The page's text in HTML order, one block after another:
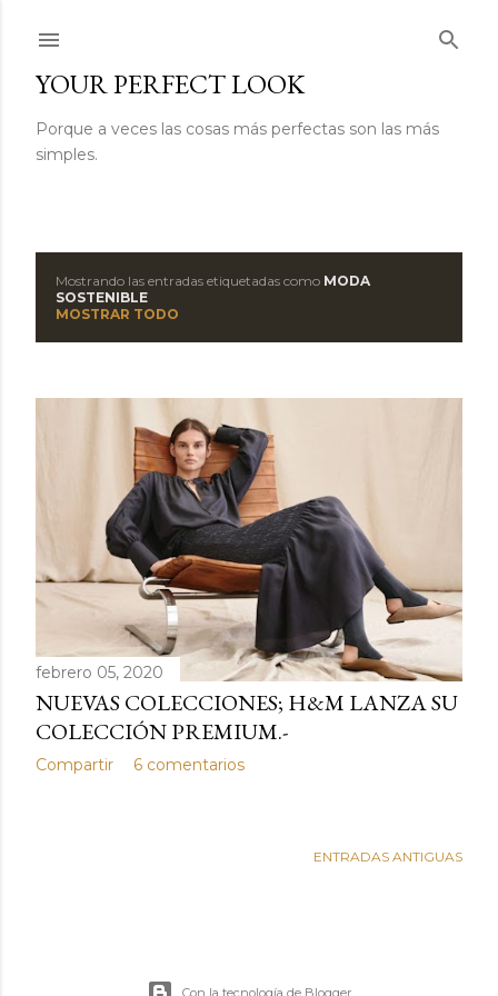
YOUR PERFECT LOOK
Porque a veces las cosas más perfectas son las más
simples.
n
t
d
a
s
Mostrando las entradas etiquetadas como MODA
SOSTENIBLE
MOSTRAR TODO
febrero 05, 2020
NUEVAS COLECCIONES; H&M LANZA SU
COLECCIÓN PREMIUM.-
Compartir 6 comentarios
ENTRADAS ANTIGUAS